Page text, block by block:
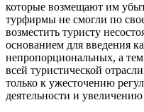
которые возмещают им
турфирмы не смогли по
возместить туристу
основанием для введения
непропорциональных, а
всей туристической
только к ужесточению
деятельности и